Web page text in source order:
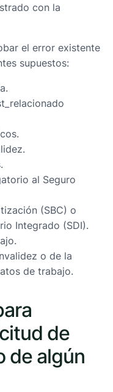
con la
el error existente
supuestos:
al Seguro
(SBC) o
Integrado (SDI).
o de la
de trabajo.
de
de algún